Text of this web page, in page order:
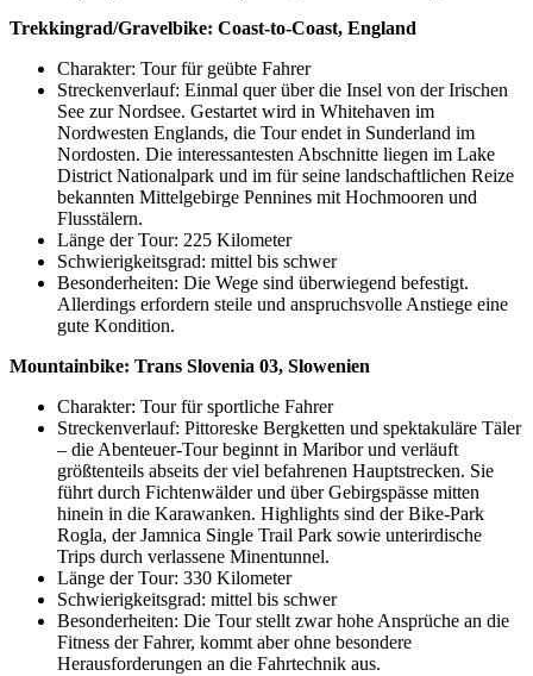
Trekkingrad/Gravelbike: Coast-to-Coast, England
Charakter: Tour für geübte Fahrer
Streckenverlauf: Einmal quer über die Insel von der Irischen
See zur Nordsee. Gestartet wird in Whitehaven im
Nordwesten Englands, die Tour endet in Sunderland im
Nordosten. Die interessantesten Abschnitte liegen im Lake
District Nationalpark und im für seine landschaftlichen Reize
bekannten Mittelgebirge Pennines mit Hochmooren und
Flusstälern.
Länge der Tour: 225 Kilometer
Schwierigkeitsgrad: mittel bis schwer
Besonderheiten: Die Wege sind überwiegend befestigt.
Allerdings erfordern steile und anspruchsvolle Anstiege eine
gute Kondition.
Mountainbike: Trans Slovenia 03, Slowenien
Charakter: Tour für sportliche Fahrer
Streckenverlauf: Pittoreske Bergketten und spektakuläre Täler
– die Abenteuer-Tour beginnt in Maribor und verläuft
größtenteils abseits der viel befahrenen Hauptstrecken. Sie
führt durch Fichtenwälder und über Gebirgspässe mitten
hinein in die Karawanken. Highlights sind der Bike-Park
Rogla, der Jamnica Single Trail Park sowie unterirdische
Trips durch verlassene Minentunnel.
Länge der Tour: 330 Kilometer
Schwierigkeitsgrad: mittel bis schwer
Besonderheiten: Die Tour stellt zwar hohe Ansprüche an die
Fitness der Fahrer, kommt aber ohne besondere
Herausforderungen an die Fahrtechnik aus.